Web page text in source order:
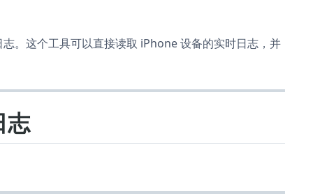
。这个工具可以直接读取 iPhone 设备的实时日志，并
志